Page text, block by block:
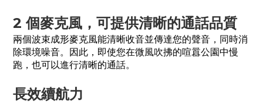
2 個麥克風，可提供清晰的通話品質
兩個波束成形麥克風能清晰收音並傳達您的聲音，同時消
除環境噪音。因此，即使您在微風吹拂的喧囂公園中慢
跑，也可以進行清晰的通話。
長效續航力